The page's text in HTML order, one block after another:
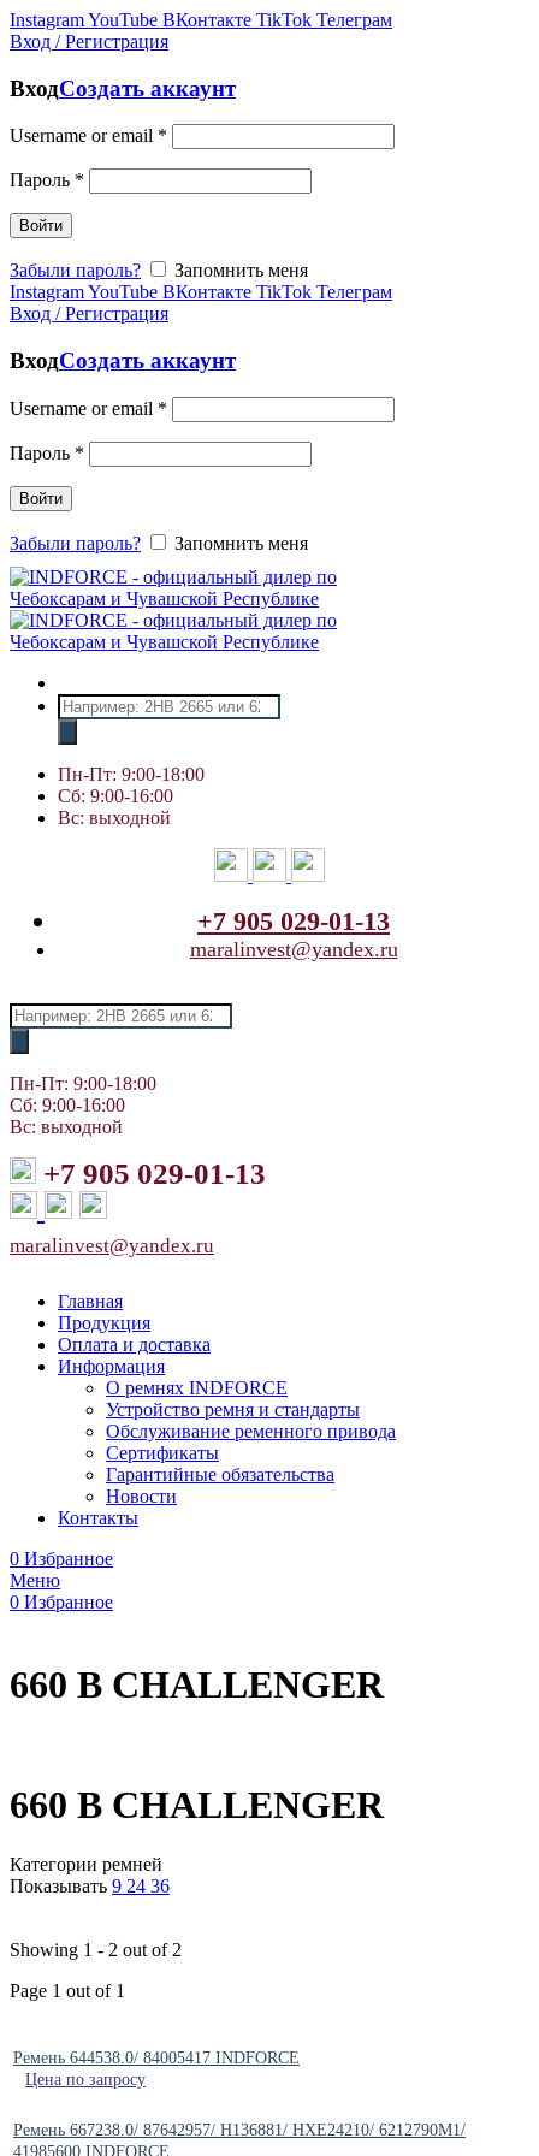
InstagramYouTube ВКонтакте TikTok Телеграм
Вход / Регистрация
ВходСоздать аккаунт
Username or email *
Пароль *
Войти
Забыли пароль?
Запомнить меня
InstagramYouTube ВКонтакте TikTok Телеграм
Вход / Регистрация
ВходСоздать аккаунт
Username or email *
Пароль *
Войти
Забыли пароль? Запомнить меня
Поиск
товаров
Пн-Пт: 9:00-18:00
Сб: 9:00-16:00
Вс: выходной
+7 905 029-01-13
maralinvest@yandex.ru
Поиск
товаров
Пн-Пт: 9:00-18:00
Сб: 9:00-16:00
Вс: выходной
+7 905 029-01-13
maralinvest@yandex.ru
Главная
Продукция
Оплата и доставка
Информация
О ремнях INDFORCE
Устройство ремня и стандарты
Обслуживание ременного привода
Сертификаты
Гарантийные обязательства
Новости
Контакты
0 Избранное
Меню
0 Избранное
660 B CHALLENGER
660 B CHALLENGER
Категории ремней
Показывать 9 24 36
Showing 1 - 2 out of 2
Page 1 out of 1
Ремень 644538.0/ 84005417 INDFORCE
Цена по запросу
Ремень 667238.0/ 87642957/ H136881/ HXE24210/ 6212790M1/
41985600 INDFORCE